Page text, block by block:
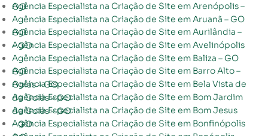
Agência Especialista na Criação de Site em Arenópolis – GO
Agência Especialista na Criação de Site em Aruanã – GO
Agência Especialista na Criação de Site em Aurilândia – GO
Agência Especialista na Criação de Site em Avelinópolis – GO
Agência Especialista na Criação de Site em Baliza – GO
Agência Especialista na Criação de Site em Barro Alto – GO
Agência Especialista na Criação de Site em Bela Vista de Goiás – GO
Agência Especialista na Criação de Site em Bom Jardim de Goiás – GO
Agência Especialista na Criação de Site em Bom Jesus de Goiás – GO
Agência Especialista na Criação de Site em Bonfinópolis – GO